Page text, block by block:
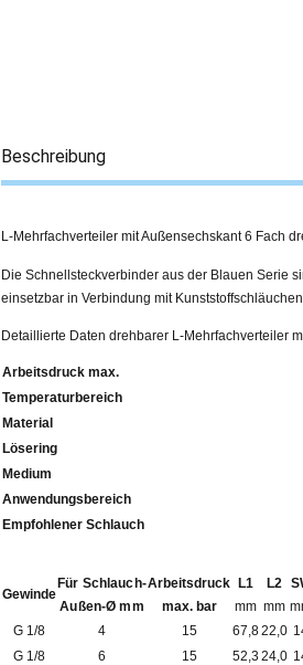
Beschreibung
L-Mehrfachverteiler mit Außensechskant 6 Fach
Die Schnellsteckverbinder aus der Blauen Serie
einsetzbar in Verbindung mit
Detaillierte Daten drehbarer L-Mehrfachverteiler
Arbeitsdruck max.
Temperaturbereich
Material
Lösering
Medium
Anwendungsbereich
Empfohlener
Gewinde
Für Schlauch-
Außen-Ø mm
Arbeitsdruck
max. bar
L1
mm
L2
mm
G 1/8
4 15 67,822,0
G 1/8
6 15 52,3 24,0